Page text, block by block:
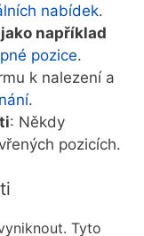
nabídek.
například
pozice.
k nalezení a
.
: Někdy
pozicích.
Tyto